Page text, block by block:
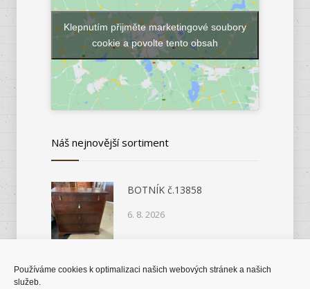
Používáme cookies k optimalizaci našich webových stránek a našich
služeb.
Klepnutím přijměte marketingové soubory
cookie a povolte tento obsah
Náš nejnovější sortiment
BOTNÍK č.13858
6. 8. 2026
KOMODA č.14046